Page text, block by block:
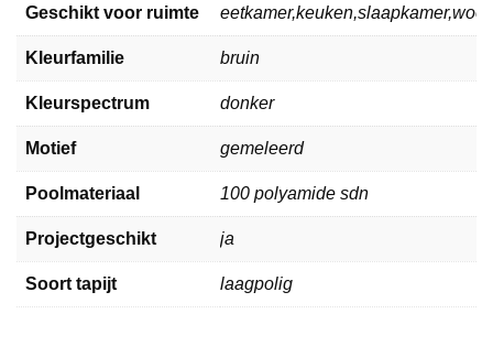
Geschikt voor ruimte
Kleurfamilie bruin
Kleurspectrum donker
Motief gemeleerd
Poolmateriaal 100 polyamide sdn
Projectgeschikt ja
Soort tapijt laagpolig